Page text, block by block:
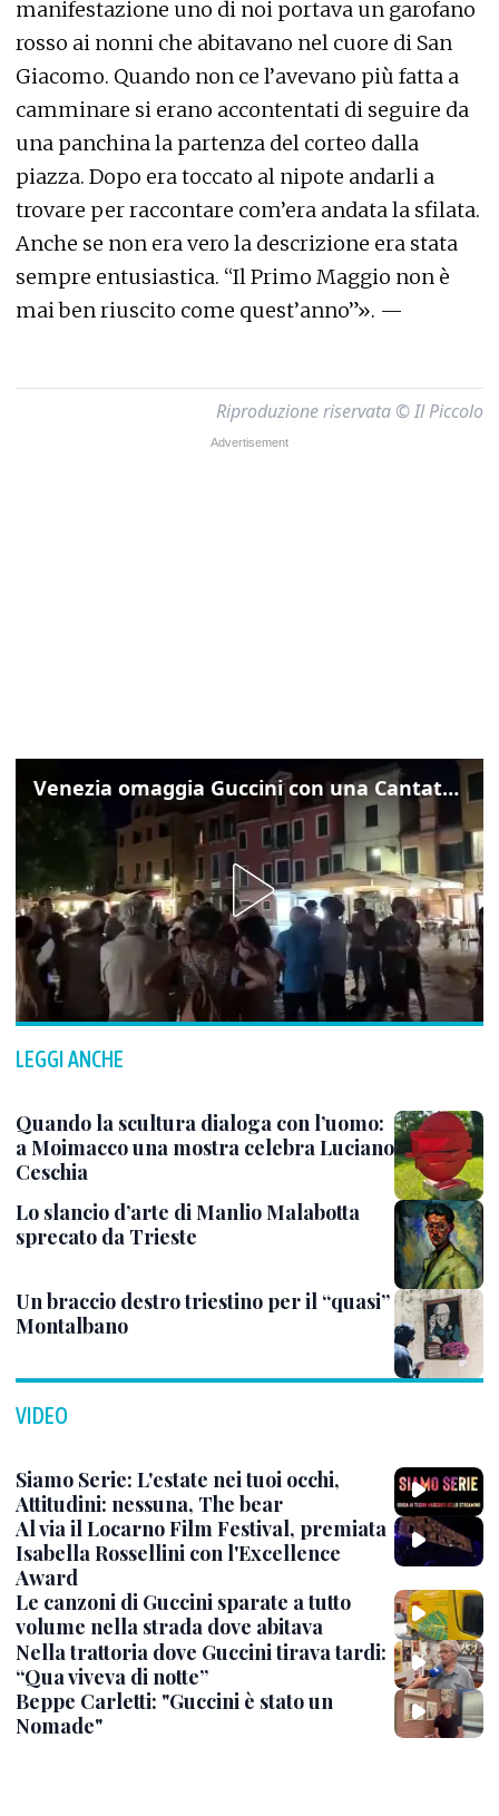
manifestazione uno di noi portava un garofano
rosso ai nonni che abitavano nel cuore di San
Giacomo. Quando non ce l’avevano più fatta a
camminare si erano accontentati di seguire da
una panchina la partenza del corteo dalla
piazza. Dopo era toccato al nipote andarli a
trovare per raccontare com’era andata la sfilata.
Anche se non era vero la descrizione era stata
sempre entusiastica. “Il Primo Maggio non è
mai ben riuscito come quest’anno”». —
Riproduzione riservata © Il Piccolo
Venezia omaggia Guccini con una Cantata Anarchica in campo Santa Margherita
LEGGI ANCHE
Quando la scultura dialoga con l’uomo:
a Moimacco una mostra celebra Luciano
Ceschia
Lo slancio d’arte di Manlio Malabotta
sprecato da Trieste
Un braccio destro triestino per il “quasi”
Montalbano
VIDEO
Siamo Serie: L'estate nei tuoi occhi,
Attitudini: nessuna, The bear
Al via il Locarno Film Festival, premiata
Isabella Rossellini con l'Excellence
Award
Le canzoni di Guccini sparate a tutto
volume nella strada dove abitava
Nella trattoria dove Guccini tirava tardi:
“Qua viveva di notte”
Beppe Carletti: "Guccini è stato un
Nomade"